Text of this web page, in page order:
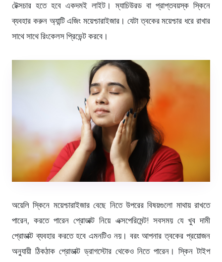
টেক্সচার হতে হবে একদমই লাইট। ম্যাচিউরড বা প্রাপ্তবয়স্ক স্কিনে
ব্যবহার করুন অ্যান্টি এজিং ময়েশ্চারাইজার। যেটা ত্বকের ময়েশ্চার ধরে রাখার
সাথে সাথে রিংকেলস প্রিভেন্ট করবে।
অয়েলি স্কিনে ময়েশ্চারাইজার বেছে নিতে উপরের বিষয়গুলো মাথায় রাখতে
পারেন, করতে পারেন প্রোডাক্ট নিয়ে এক্সপেরিমেন্ট! সবসময় যে খুব দামী
প্রোডাক্ট ব্যবহার করতে হবে এমনটিও নয়। বরং আপনার ত্বকের প্রয়োজন
অনু্যায়ী ঠিকঠাক প্রোডাক্ট ড্রাগস্টোর থেকেও নিতে পারেন। স্কিন টাইপ